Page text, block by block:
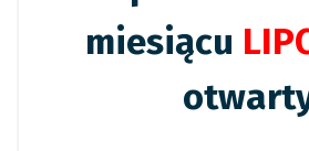
miesiącu